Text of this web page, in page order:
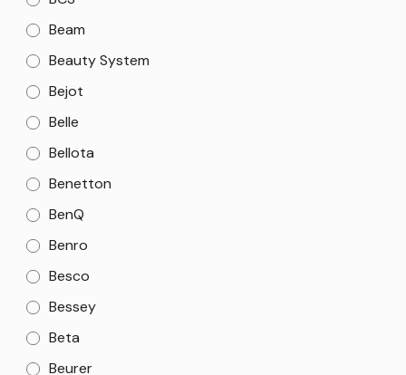
Beam
Beauty System
Bejot
Belle
Bellota
Benetton
BenQ
Benro
Besco
Bessey
Beta
Beurer